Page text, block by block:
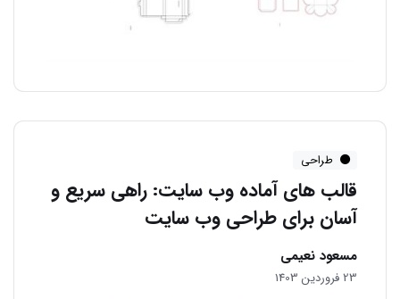
طراحی
قالب های آماده وب سایت: راهی سریع و
آسان برای طراحی وب سایت
مسعود نعیمی
23 فروردین 1403